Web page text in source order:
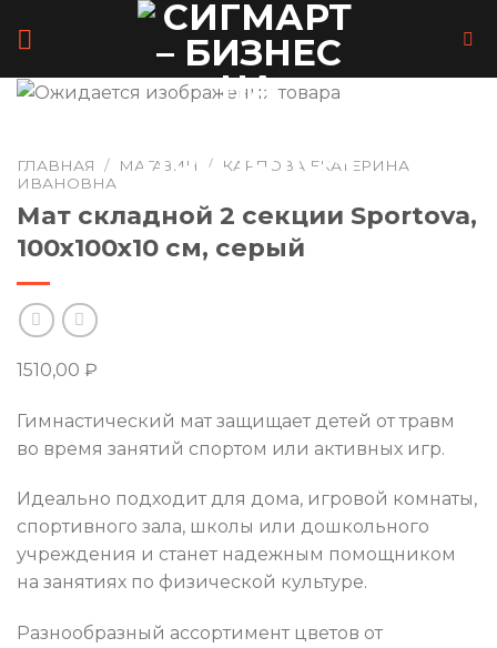
ГЛАВНАЯ / МАГАЗИН /
КАРПОВА ЕКАТЕРИНА
ИВАНОВНА
Мат складной 2 секции Sportova,
100х100х10 см, серый
1510,00 ₽
Гимнастический мат защищает детей от травм
во время занятий спортом или активных игр.
Идеально подходит для дома, игровой комнаты,
спортивного зала, школы или дошкольного
учреждения и станет надежным помощником
на занятиях по физической культуре.
Разнообразный ассортимент цветов от